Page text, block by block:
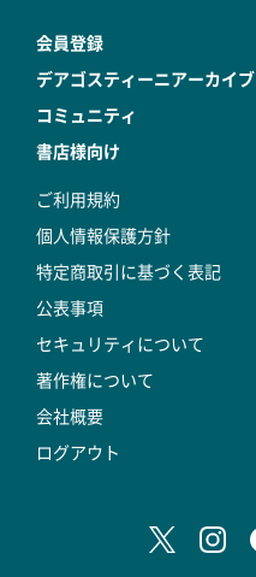
会員登録
デアゴスティーニアーカイブ
コミュニティ
書店様向け
ご利用規約
個人情報保護方針
特定商取引に基づく表記
公表事項
セキュリティについて
著作権について
会社概要
ログアウト